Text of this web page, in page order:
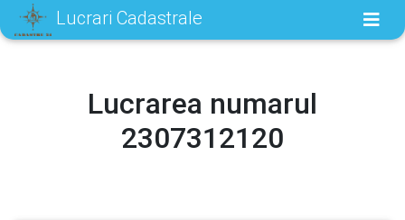
Lucrari Cadastrale
Lucrarea numarul
2307312120